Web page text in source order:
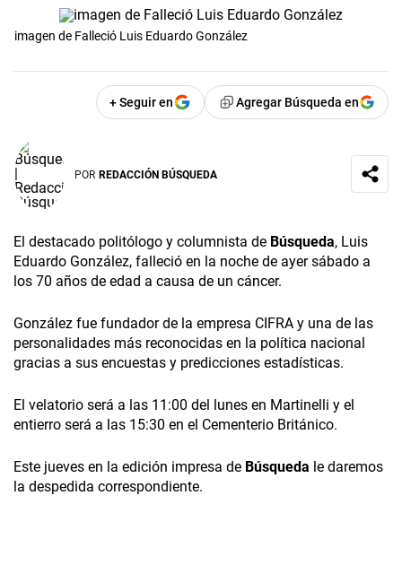
imagen de Falleció Luis Eduardo González
+ Seguir en Agregar Búsqueda en
POR REDACCIÓN BÚSQUEDA
El destacado politólogo y columnista de Búsqueda, Luis
Eduardo González, falleció en la noche de ayer sábado a
los 70 años de edad a causa de un cáncer.
González fue fundador de la empresa CIFRA y una de las
personalidades más reconocidas en la política nacional
gracias a sus encuestas y predicciones estadísticas.
El velatorio será a las 11:00 del lunes en Martinelli y el
entierro será a las 15:30 en el Cementerio Británico.
Este jueves en la edición impresa de Búsqueda le daremos
la despedida correspondiente.